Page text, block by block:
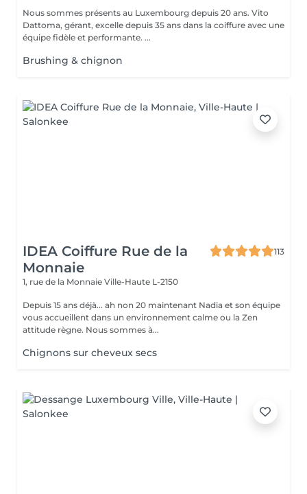
Nous sommes présents au Luxembourg depuis 20 ans. Vito
Dattoma, gérant, excelle depuis 35 ans dans la coiffure avec une
équipe fidèle et performante. ...
Brushing & chignon
IDEA Coiffure Rue de la
Monnaie
113
1, rue de la Monnaie Ville-Haute L-2150
Depuis 15 ans déjà... ah non 20 maintenant Nadia et son équipe
vous accueillent dans un environnement calme ou la Zen
attitude règne. Nous sommes à...
Chignons sur cheveux secs